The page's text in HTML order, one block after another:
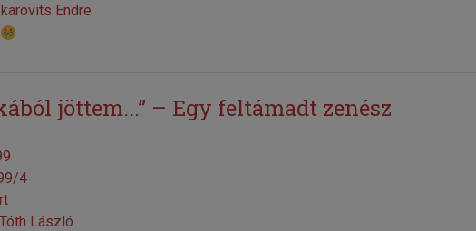
Endre
jöttem...” – Egy feltámadt zenész
4
László